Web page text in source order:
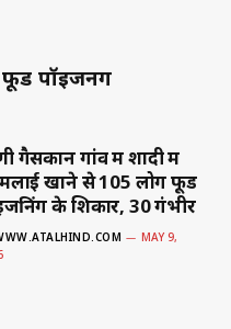
पॉइजनिंग
गैसकान गांव में शादी में
खाने से 105 लोग फूड
के शिकार, 30 गंभीर
MAY 9,